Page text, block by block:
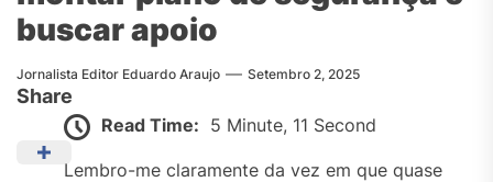
buscar apoio
Jornalista Editor Eduardo Araujo Setembro 2, 2025
Share
Read Time: 5 Minute, 11 Second
Lembro-me claramente da vez em que quase